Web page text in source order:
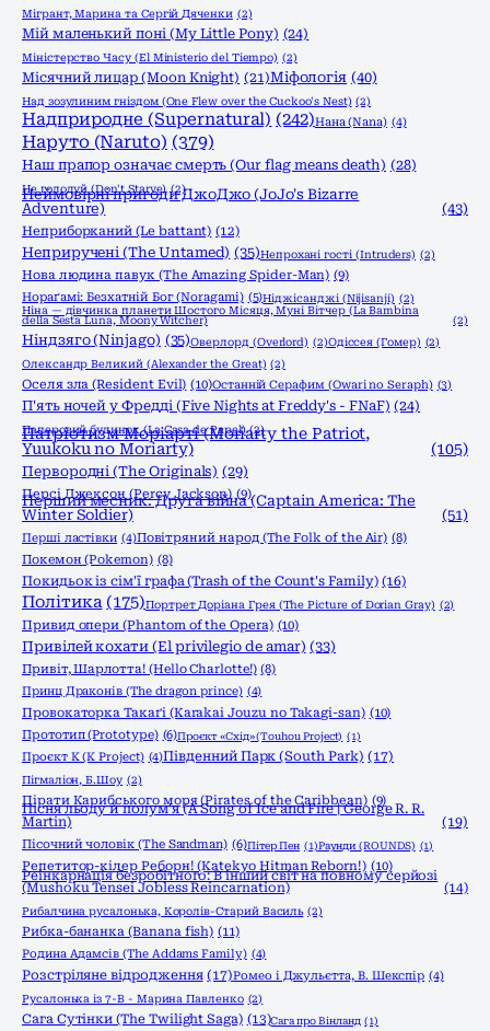
Мігрант, Марина та Сергій Дяченки (2)
Мій маленький поні (My Little Pony) (24)
Міністерство Часу (El Ministerio del Tiempo) (2)
Місячний лицар (Moon Knight) (21)Міфологія (40)
Над зозулиним гніздом (One Flew over the Cuckoo's Nest) (2)
Надприродне (Supernatural) (242)Нана (Nana) (4)
Наруто (Naruto) (379)
Наш прапор означає смерть (Our flag means death) (28)
Не голодуй (Don't Starve) (2)
Неймовірні пригоди ДжоДжо (JoJo's Bizarre
Adventure)
(43)
Неприборканий (Le battant) (12)
Неприручені (The Untamed) (35)Непрохані гості (Intruders) (2)
Нова людина павук (The Amazing Spider-Man) (9)
Нораґамі: Безхатній Бог (Noragami) (5)Ніджісанджі (Nijisanji) (2)
Ніна — дівчинка планети Шостого Місяця, Муні Вітчер (La Bambina
della Sesta Luna, Moony Witcher)
(2)
Ніндзяго (Ninjago) (35)Оверлорд (Overlord) (2)Одіссея (Гомер) (2)
Олександр Великий (Alexander the Great) (2)
Оселя зла (Resident Evil) (10)Останній Серафим (Owari no Seraph) (3)
П'ять ночей у Фредді (Five Nights at Freddy's - FNaF) (24)
Паперовий будинок (La Casa de Papel) (2)
Патріотизм Моріарті (Moriarty the Patriot,
Yuukoku no Moriarty)
(105)
Первородні (The Originals) (29)
Персі Джексон (Percy Jackson) (9)
Перший месник: Друга війна (Captain America: The
Winter Soldier)
(51)
Перші ластівки (4)Повітряний народ (The Folk of the Air) (8)
Покемон (Pokemon) (8)
Покидьок із сім'ї графа (Trash of the Count's Family) (16)
Політика (175)Портрет Доріана Грея (The Picture of Dorian Gray) (2)
Привид опери (Phantom of the Opera) (10)
Привілей кохати (El privilegio de amar) (33)
Привіт, Шарлотта! (Hello Charlotte!) (8)
Принц Драконів (The dragon prince) (4)
Провокаторка Такаґі (Karakai Jouzu no Takagi-san) (10)
Прототип (Prototype) (6)Проєкт «Схід» (Touhou Project) (1)
Проєкт К (K Project) (4)Південний Парк (South Park) (17)
Пігмаліон, Б.Шоу (2)
Пірати Карибського моря (Pirates of the Caribbean) (9)
Пісня льоду й полум'я (A Song of Ice and Fire | George R. R.
Martin)
(19)
Пісочний чоловік (The Sandman) (6)Пітер Пен (1)Раунди (ROUNDS) (1)
Репетитор-кілер Реборн! (Katekyo Hitman Reborn!) (10)
Реінкарнація безробітного: В інший світ на повному серйозі
(Mushoku Tensei Jobless Reincarnation) (14)
Рибалчина русалонька, Королів-Старий Василь (2)
Рибка-бананка (Banana fish) (11)
Родина Адамсів (The Addams Family) (4)
Розстріляне відродження (17)Ромео і Джульєтта, В. Шекспір (4)
Русалонька із 7-В - Марина Павленко (2)
Сага Сутінки (The Twilight Saga) (13)Сага про Вінланд (1)